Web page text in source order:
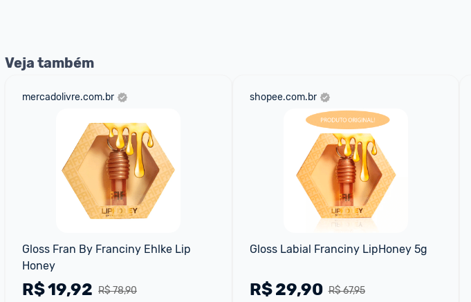
Veja também
mercadolivre.com.br
Gloss Fran By Franciny Ehlke Lip
Honey
R$ 78,90
R$19,92
shopee.com.br
Gloss Labial Franciny LipHoney 5g
R$ 67,95
R$29,90